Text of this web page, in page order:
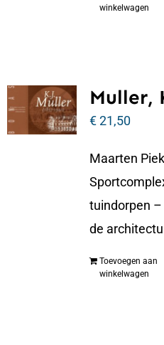
winkelwagen
Muller,
€21,50
Maarten
tuindorpen –
de
Toevoegen aan
winkelwagen